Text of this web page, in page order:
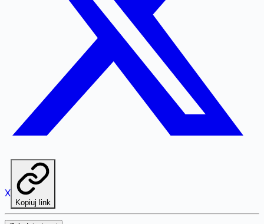
X
Kopiuj link